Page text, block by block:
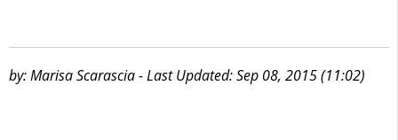
by: Marisa Scarascia - Last Updated: Sep 08, 2015 (11:02)